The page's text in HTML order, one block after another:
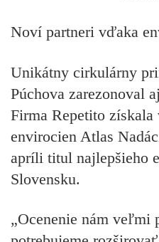
Noví partneri vďaka
Unikátny cirkulárny
Púchova zarezonoval
Firma Repetito
envirocien Atlas
apríli titul najlepšieho
Slovensku.
„Ocenenie nám veľmi